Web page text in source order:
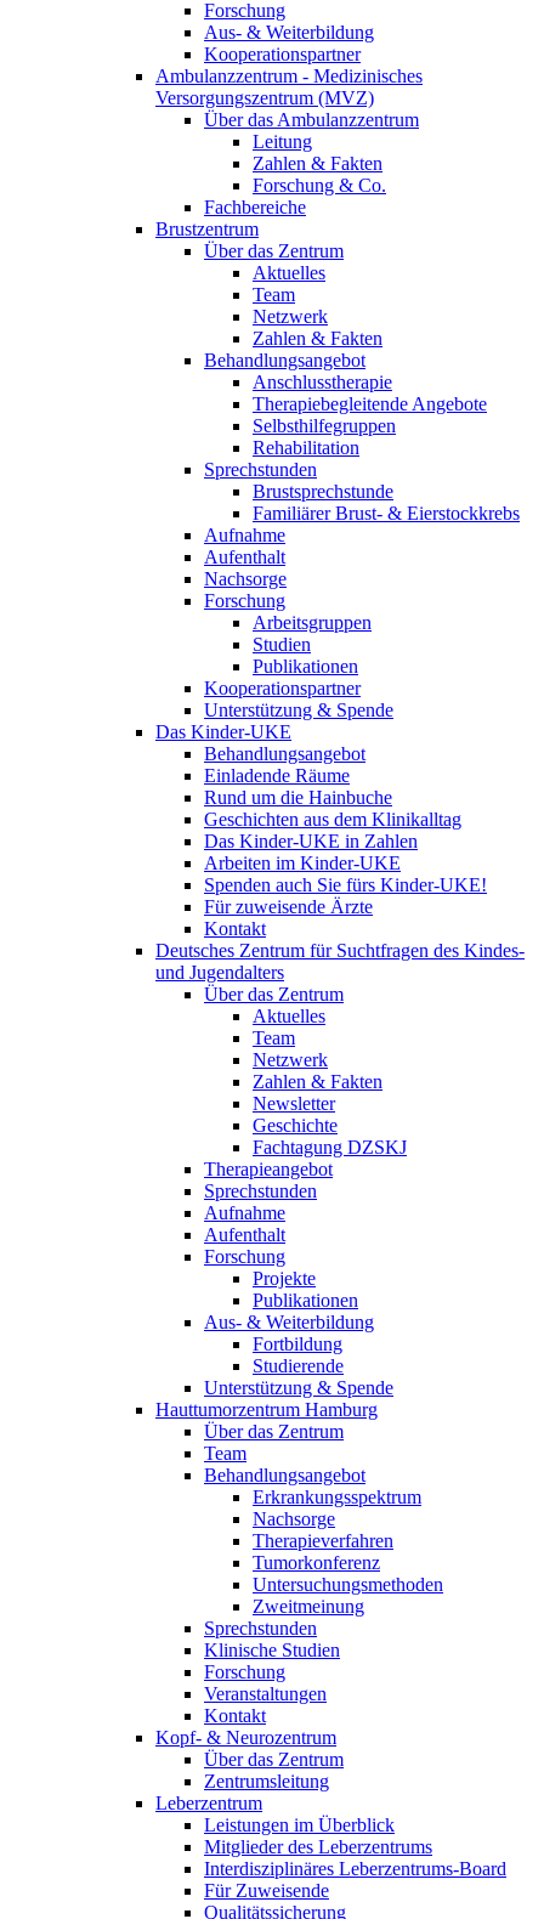
Forschung
Aus- & Weiterbildung
Kooperationspartner
Ambulanzzentrum - Medizinisches
Versorgungszentrum (MVZ)
Über das Ambulanzzentrum
Leitung
Zahlen & Fakten
Forschung & Co.
Fachbereiche
Brustzentrum
Über das Zentrum
Aktuelles
Team
Netzwerk
Zahlen & Fakten
Behandlungsangebot
Anschlusstherapie
Therapiebegleitende Angebote
Selbsthilfegruppen
Rehabilitation
Sprechstunden
Brustsprechstunde
Familiärer Brust- & Eierstockkrebs
Aufnahme
Aufenthalt
Nachsorge
Forschung
Arbeitsgruppen
Studien
Publikationen
Kooperationspartner
Unterstützung & Spende
Das Kinder-UKE
Behandlungsangebot
Einladende Räume
Rund um die Hainbuche
Geschichten aus dem Klinikalltag
Das Kinder-UKE in Zahlen
Arbeiten im Kinder-UKE
Spenden auch Sie fürs Kinder-UKE!
Für zuweisende Ärzte
Kontakt
Deutsches Zentrum für Suchtfragen des Kindes-
und Jugendalters
Über das Zentrum
Aktuelles
Team
Netzwerk
Zahlen & Fakten
Newsletter
Geschichte
Fachtagung DZSKJ
Therapieangebot
Sprechstunden
Aufnahme
Aufenthalt
Forschung
Projekte
Publikationen
Aus- & Weiterbildung
Fortbildung
Studierende
Unterstützung & Spende
Hauttumorzentrum Hamburg
Über das Zentrum
Team
Behandlungsangebot
Erkrankungsspektrum
Nachsorge
Therapieverfahren
Tumorkonferenz
Untersuchungsmethoden
Zweitmeinung
Sprechstunden
Klinische Studien
Forschung
Veranstaltungen
Kontakt
Kopf- & Neurozentrum
Über das Zentrum
Zentrumsleitung
Leberzentrum
Leistungen im Überblick
Mitglieder des Leberzentrums
Interdisziplinäres Leberzentrums-Board
Für Zuweisende
Qualitätssicherung